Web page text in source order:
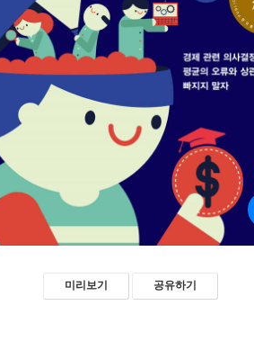
미리보기 공유하기